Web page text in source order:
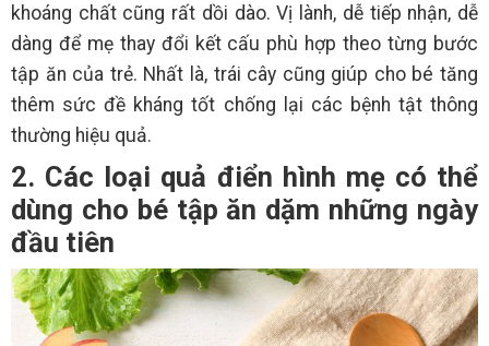
khoáng chất cũng rất dồi dào. Vị lành, dễ tiếp nhận, dễ
dàng để mẹ thay đổi kết cấu phù hợp theo từng bước
tập ăn của trẻ. Nhất là, trái cây cũng giúp cho bé tăng
thêm sức đề kháng tốt chống lại các bệnh tật thông
thường hiệu quả.
2. Các loại quả điển hình mẹ có thể
dùng cho bé tập ăn dặm những ngày
đầu tiên